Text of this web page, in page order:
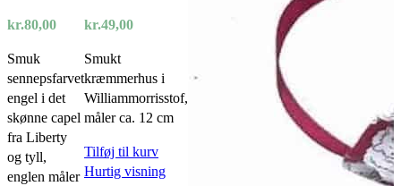
kr.80,00
Smuk
sennepsfarvet
engel i det
skønne capel
fra Liberty
og tyll,
englen måler
kr.49,00
Smukt
kræmmerhus i
Williammorrisstof,
måler ca. 12 cm
Tilføj til kurv
Hurtig visning